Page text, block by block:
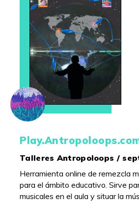
Talleres Antropoloops /
Herramienta online de remezcla
para el ámbito educativo. Sirve
musicales en el aula y situar la